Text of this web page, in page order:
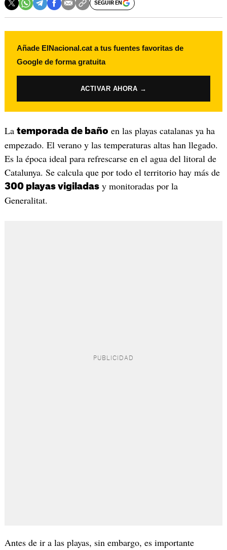
SEGUIR EN
Añade ElNacional.cat a tus fuentes favoritas de
Google de forma gratuita
ACTIVAR AHORA →
La temporada de baño en las playas catalanas ya ha
empezado. El verano y las temperaturas altas han llegado.
Es la época ideal para refrescarse en el agua del litoral de
Catalunya. Se calcula que por todo el territorio hay más de
300 playas vigiladasy monitoradas por la
Generalitat.
Antes de ir a las playas, sin embargo, es importante